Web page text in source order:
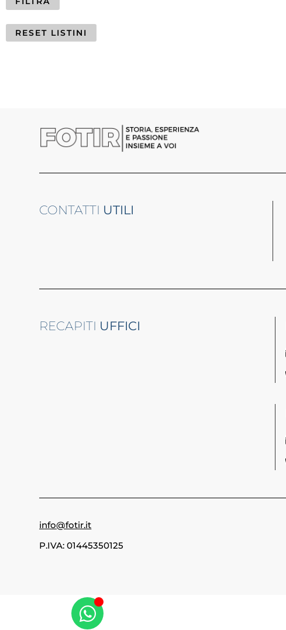
RESET LISTINI
CONTATTI UTILI
RECAPITI UFFICI
info@fotir.it
P.IVA: 01445350125